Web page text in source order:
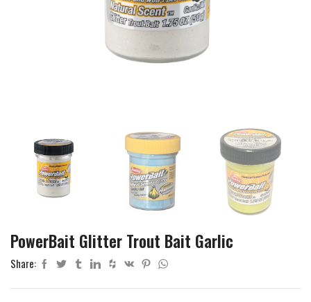
PowerBait Glitter Trout Bait Garlic
Share: